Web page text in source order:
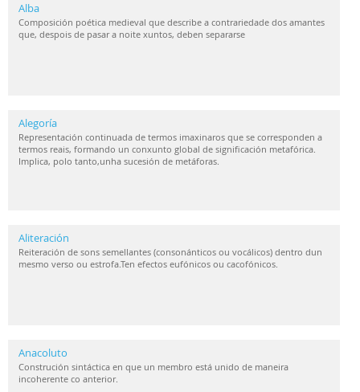
Alba
Composición poética medieval que describe a contrariedade dos amantes
que, despois de pasar a noite xuntos, deben separarse
Alegoría
Representación continuada de termos imaxinaros que se corresponden a
termos reais, formando un conxunto global de significación metafórica.
Implica, polo tanto,unha sucesión de metáforas.
Aliteración
Reiteración de sons semellantes (consonánticos ou vocálicos) dentro dun
mesmo verso ou estrofa.Ten efectos eufónicos ou cacofónicos.
Anacoluto
Construción sintáctica en que un membro está unido de maneira
incoherente co anterior.